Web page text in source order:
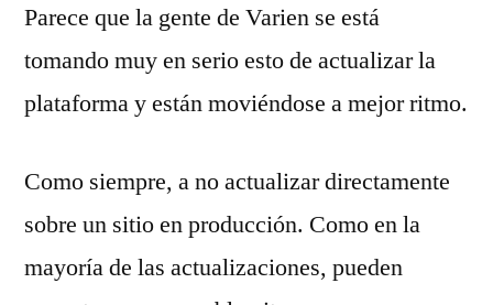
Parece que la gente de Varien se está
tomando muy en serio esto de actualizar la
plataforma y están moviéndose a mejor ritmo.
Como siempre, a no actualizar directamente
sobre un sitio en producción. Como en la
mayoría de las actualizaciones, pueden